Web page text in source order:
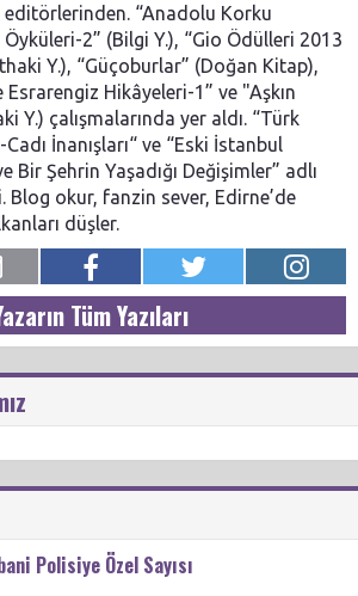
editörlerinden. “Anadolu Korku
Öyküleri-2” (Bilgi Y.), “Gio Ödülleri 2013
Y.), “Güçoburlar” (Doğan Kitap),
Hikâyeleri-1” ve "Aşkın
Y.) çalışmalarında yer aldı. “Türk
İnanışları“ ve “Eski İstanbul
Bir Şehrin Yaşadığı Değişimler” adlı
Blog okur, fanzin sever, Edirne’de
düşler.
Tüm Yazıları
Polisiye Özel Sayısı